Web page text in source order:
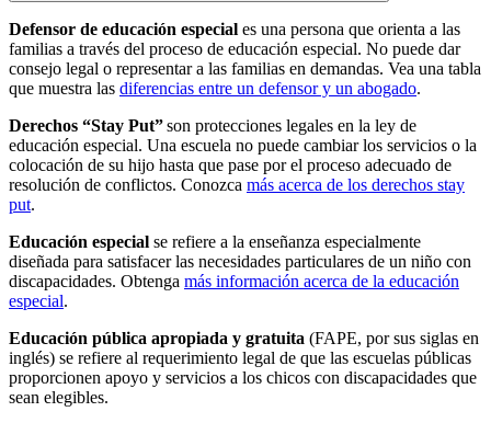
Defensor de educación especial es una persona que orienta a las
familias a través del proceso de educación especial. No puede dar
consejo legal o representar a las familias en demandas. Vea una tabla
que muestra las diferencias entre un defensor y un abogado.
Derechos “Stay Put”son protecciones legales en la ley de
educación especial. Una escuela no puede cambiar los servicios o la
colocación de su hijo hasta que pase por el proceso adecuado de
resolución de conflictos. Conozca más acerca de los derechos stay
put.
Educación especial se refiere a la enseñanza especialmente
diseñada para satisfacer las necesidades particulares de un niño con
discapacidades. Obtenga más información acerca de la educación
especial.
Educación pública apropiada y gratuita (FAPE, por sus siglas en
inglés) se refiere al requerimiento legal de que las escuelas públicas
proporcionen apoyo y servicios a los chicos con discapacidades que
sean elegibles.